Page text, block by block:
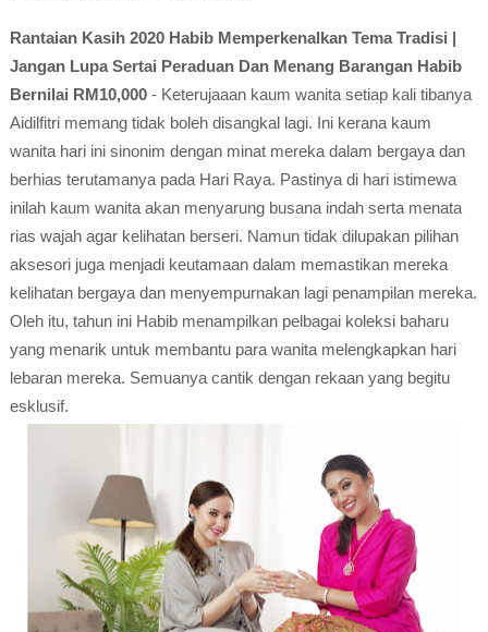
Rantaian Kasih 2020 Habib Memperkenalkan Tema Tradisi |
Jangan Lupa Sertai Peraduan Dan Menang Barangan Habib
Bernilai RM10,000- Keterujaaan kaum wanita setiap kali tibanya
Aidilfitri memang tidak boleh disangkal lagi. Ini kerana kaum
wanita hari ini sinonim dengan minat mereka dalam bergaya dan
berhias terutamanya pada Hari Raya. Pastinya di hari istimewa
inilah kaum wanita akan menyarung busana indah serta menata
rias wajah agar kelihatan berseri. Namun tidak dilupakan pilihan
aksesori juga menjadi keutamaan dalam memastikan mereka
kelihatan bergaya dan menyempurnakan lagi penampilan mereka.
Oleh itu, tahun ini Habib menampilkan pelbagai koleksi baharu
yang menarik untuk membantu para wanita melengkapkan hari
lebaran mereka. Semuanya cantik dengan rekaan yang begitu
esklusif.